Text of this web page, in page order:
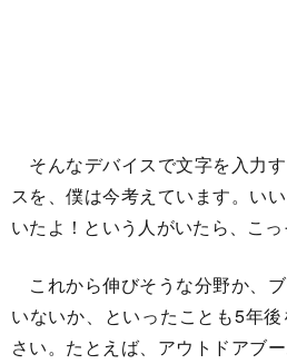
そんなデバイスで文字を入力
スを、僕は今考えています。い
いたよ！という人がいたら、こっ
これから伸びそうな分野か、
いないか、といったことも5年
さい。たとえば、アウトドアブ